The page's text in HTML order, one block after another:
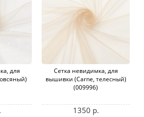
для
Сетка невидимка, для
вышивки (Carne, телесный)
(009996)
1350 р.